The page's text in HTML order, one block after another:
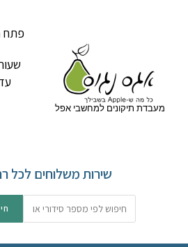
מעבדת תיקונים למחשבי אפל
פתח
שירות משלוחים לכל